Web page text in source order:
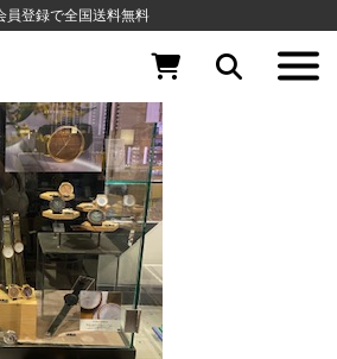
員登録で全国送料無料
蔦屋書店にて、POPUPを開催しております！
ださい。